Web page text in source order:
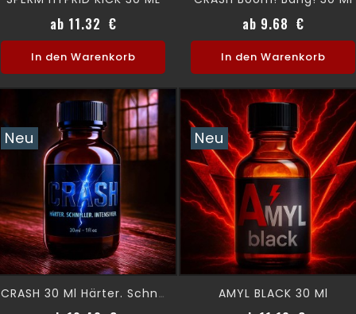
ab 11.32 €Preis
In den Warenkorb
ab 9.68 €Preis
In den Warenkorb
Neu
CRASH 30 Ml Härter. Schneller. Intensiver.
Neu
AMYL BLACK 30 Ml